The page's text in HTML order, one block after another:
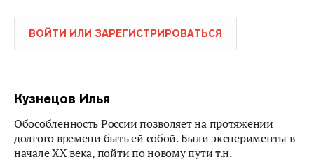
ВОЙТИ ИЛИ ЗАРЕГИСТРИРОВАТЬСЯ
Кузнецов Илья
Обособленность России позволяет на протяжении
долгого времени быть ей собой. Были эксперименты в
начале XX века, пойти по новому пути т.н.